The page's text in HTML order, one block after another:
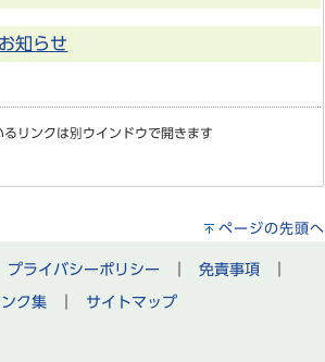
知らせ
るリンクは別ウインドウで開きます
ページの先頭へ
プライバシーポリシー 免責事項
ンク集
サイトマップ